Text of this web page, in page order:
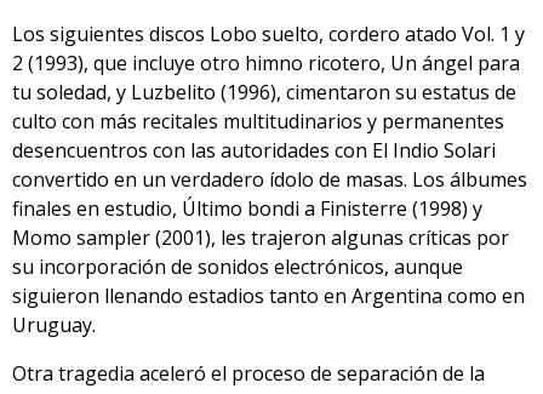
Los siguientes discos Lobo suelto, cordero atado Vol. 1 y
2 (1993), que incluye otro himno ricotero, Un ángel para
tu soledad, y Luzbelito (1996), cimentaron su estatus de
culto con más recitales multitudinarios y permanentes
desencuentros con las autoridades con El Indio Solari
convertido en un verdadero ídolo de masas. Los álbumes
finales en estudio, Último bondi a Finisterre (1998) y
Momo sampler(2001), les trajeron algunas críticas por
su incorporación de sonidos electrónicos, aunque
siguieron llenando estadios tanto en Argentina como en
Uruguay.
Otra tragedia aceleró el proceso de separación de la